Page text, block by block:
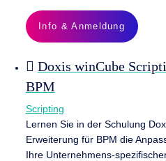
Info & Anmeldung
Doxis winCube
BPM
Scripting
Lernen Sie in der Schulung
Erweiterung für BPM die
Ihre Unternehmens-